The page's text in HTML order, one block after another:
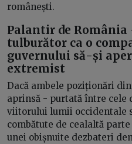
românești.
Palantir de România
tulburător ca o
guvernului să-și
extremist
Dacă ambele poziționări
aprinsă - purtată între cele
viitorului lumii occidentale
combătute de cealaltă
unei obișnuite dezbateri